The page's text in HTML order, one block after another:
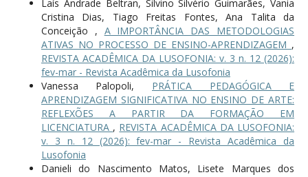
Laís Andrade Beltran, Silvino Silvério Guimarães, Vania
Cristina Dias, Tiago Freitas Fontes, Ana Talita da
Conceição , A IMPORTÂNCIA DAS METODOLOGIAS
ATIVAS NO PROCESSO DE ENSINO-APRENDIZAGEM ,
REVISTA ACADÊMICA DA LUSOFONIA: v. 3 n. 12 (2026):
fev-mar - Revista Acadêmica da Lusofonia
Vanessa Palopoli, PRÁTICA PEDAGÓGICA E
APRENDIZAGEM SIGNIFICATIVA NO ENSINO DE ARTE:
REFLEXÕES A PARTIR DA FORMAÇÃO EM
LICENCIATURA , REVISTA ACADÊMICA DA LUSOFONIA:
v. 3 n. 12 (2026): fev-mar - Revista Acadêmica da
Lusofonia
Danieli do Nascimento Matos, Lisete Marques dos